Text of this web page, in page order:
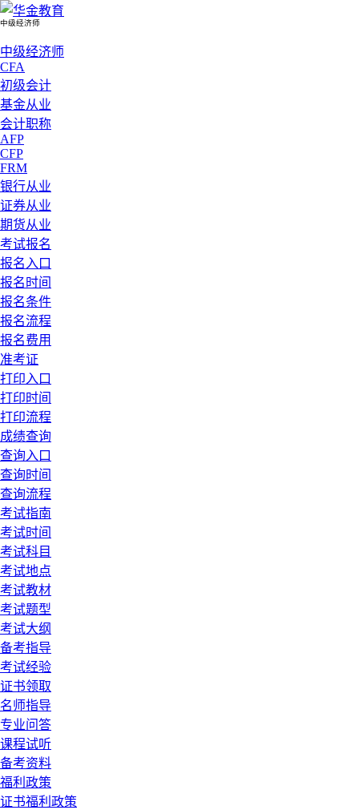
中级经济师
中级经济师
CFA
初级会计
基金从业
会计职称
AFP
CFP
FRM
银行从业
证券从业
期货从业
考试报名
报名入口
报名时间
报名条件
报名流程
报名费用
准考证
打印入口
打印时间
打印流程
成绩查询
查询入口
查询时间
查询流程
考试指南
考试时间
考试科目
考试地点
考试教材
考试题型
考试大纲
备考指导
考试经验
证书领取
名师指导
专业问答
课程试听
备考资料
福利政策
证书福利政策